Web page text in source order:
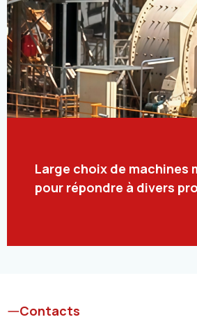
Large choix de machines
pour répondre à divers
Contacts